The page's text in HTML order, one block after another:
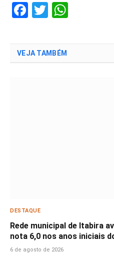
Facebook
Twitter
VEJA TAMBÉM
DESTAQUE
Rede municipal de Itabira
nota 6,0 nos anos iniciais
6 de agosto de 2026